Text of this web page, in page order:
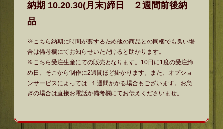
納期 10.20.30(月末)締日 ２週間前後納
品
※こちら納期に時間が要するため他の商品との同梱でも良い場
合は備考欄にてお知らせいただけると助かります。
※こちら受注生産にての販売となります。10日に1度の受注締
め日、そこから制作に2週間ほど掛かります。また、オプショ
ンサービスによっては+１週間かかる場合もございます。お急
ぎの場合は直接お電話か備考欄にてお伝えくださいませ。